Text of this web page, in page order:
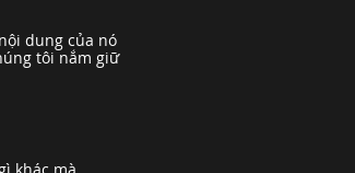
dung của nó
tôi nắm giữ